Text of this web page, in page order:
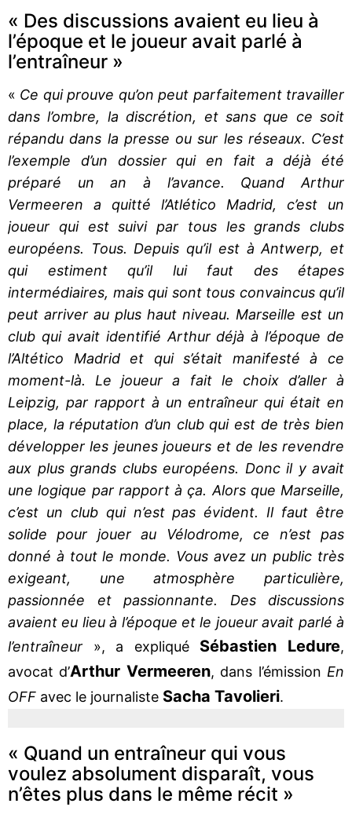
« Des discussions avaient eu lieu à
l’époque et le joueur avait parlé à
l’entraîneur »
« Ce qui prouve qu’on peut parfaitement travailler
dans l’ombre, la discrétion, et sans que ce soit
répandu dans la presse ou sur les réseaux. C’est
l’exemple d’un dossier qui en fait a déjà été
préparé un an à l’avance. Quand Arthur
Vermeeren a quitté l’Atlético Madrid, c’est un
joueur qui est suivi par tous les grands clubs
européens. Tous. Depuis qu’il est à Antwerp, et
qui estiment qu’il lui faut des étapes
intermédiaires, mais qui sont tous convaincus qu’il
peut arriver au plus haut niveau. Marseille est un
club qui avait identifié Arthur déjà à l’époque de
l’Altético Madrid et qui s’était manifesté à ce
moment-là. Le joueur a fait le choix d’aller à
Leipzig, par rapport à un entraîneur qui était en
place, la réputation d’un club qui est de très bien
développer les jeunes joueurs et de les revendre
aux plus grands clubs européens. Donc il y avait
une logique par rapport à ça. Alors que Marseille,
c’est un club qui n’est pas évident. Il faut être
solide pour jouer au Vélodrome, ce n’est pas
donné à tout le monde. Vous avez un public très
exigeant, une atmosphère particulière,
passionnée et passionnante. Des discussions
avaient eu lieu à l’époque et le joueur avait parlé à
l’entraîneur », a expliqué Sébastien Ledure,
avocat d’Arthur Vermeeren, dans l’émission En
OFF avec le journaliste Sacha Tavolieri.
« Quand un entraîneur qui vous
voulez absolument disparaît, vous
n’êtes plus dans le même récit »